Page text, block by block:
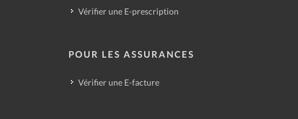
Vérifier une E-prescription
POUR LES ASSURANCES
Vérifier une E-facture